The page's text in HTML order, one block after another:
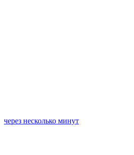
через несколько минут